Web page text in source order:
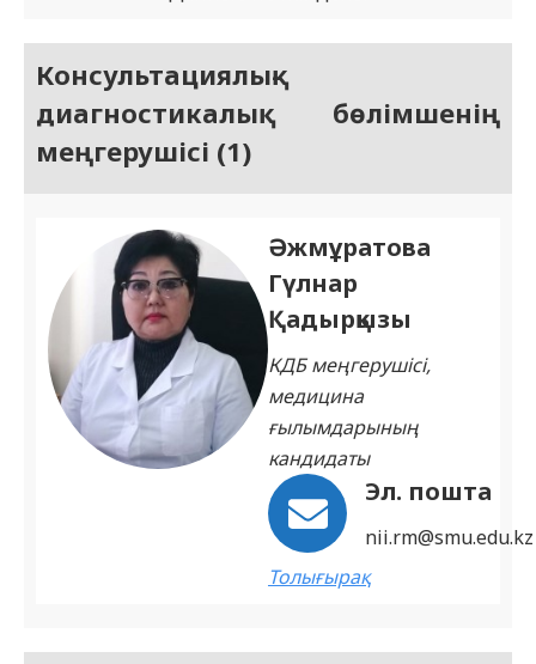
Консультациялық-
диагностикалық бөлімшенің
меңгерушісі (1)
Әжмұратова
Гүлнар
Қадырқызы
КДБ меңгерушісі,
медицина
ғылымдарының
кандидаты
Эл. пошта
nii.rm@smu.edu.kz
Толығырақ